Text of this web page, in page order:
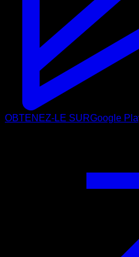
OBTENEZ-LE SURGoogle